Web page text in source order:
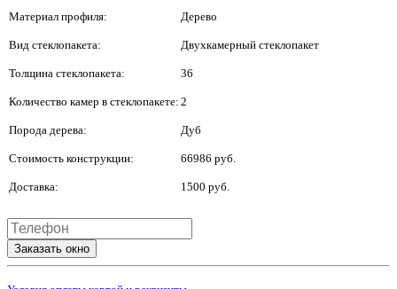
Материал профиля: Дерево
Вид стеклопакета: Двухкамерный стеклопакет
Толщина стеклопакета: 36
Количество камер в стеклопакете: 2
Порода дерева: Дуб
Стоимость конструкции: 66986 руб.
Доставка: 1500 руб.
Заказать окно